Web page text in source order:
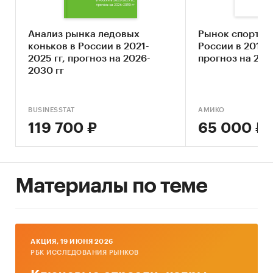
• Проанализировать сегменты рынка
интернет-торговли;
• Охарактеризовать основных игроков рынка
Методы исследования
изданий, аналитических обзоров рынка,
• Сбор и анализ информации, представленной
на сайтах российских игроков рынка;
Анализ рынка ледовых
коньков в России в 2021-
2025 гг, прогноз на 2026-
2030 гг
BUSINESSTAT
119 700 ₽
Рынок
России в 2019-
прогноз на
АМИКО
65 000 ₽
Материалы по теме
AКЦИЯ, 19 ИЮНЯ 2026
РБК ИССЛЕДОВАНИЯ РЫНКОВ